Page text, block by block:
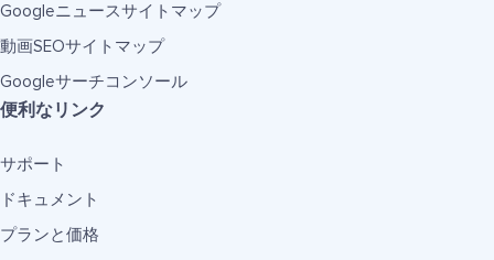
Googleニュースサイトマップ
動画SEOサイトマップ
Googleサーチコンソール
便利なリンク
サポート
ドキュメント
プランと価格